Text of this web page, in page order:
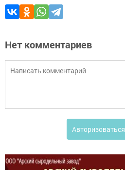
Нет комментариев
Авторизоваться